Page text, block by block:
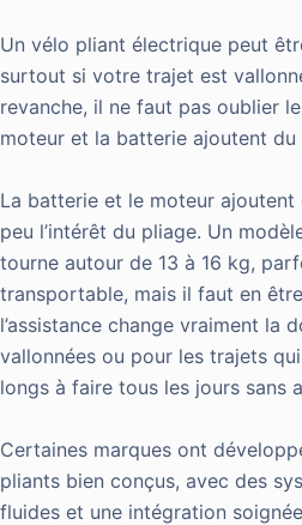
Un vélo pliant électrique peut
surtout si votre trajet est
revanche, il ne faut pas oublier
moteur et la batterie ajoutent du
La batterie et le moteur
peu l’intérêt du pliage. Un
tourne autour de 13 à 16 kg,
transportable, mais il faut en
l’assistance change vraiment la
vallonnées ou pour les trajets
longs à faire tous les jours sans
Certaines marques ont
pliants bien conçus, avec des
fluides et une intégration